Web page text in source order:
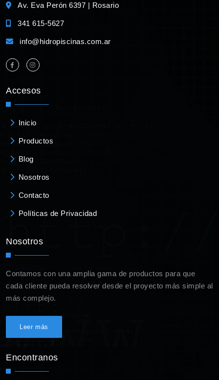
Av. Eva Perón 6397 | Rosario
341 615-5627
info@hidropiscinas.com.ar
Accesos
Inicio
Productos
Blog
Nosotros
Contacto
Políticas de Privacidad
Nosotros
Contamos con una amplia gama de productos para que
cada cliente pueda resolver desde el proyecto más simple al
más complejo.
Leer más
Encontranos